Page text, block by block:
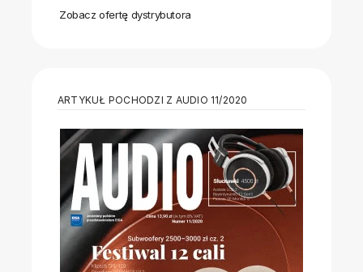
Zobacz ofertę dystrybutora
ARTYKUŁ POCHODZI Z AUDIO 11/2020